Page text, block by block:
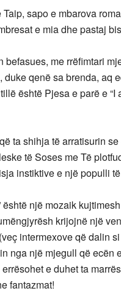
sapo e mbarova
e mia dhe pastaj
befasues, me rrëfimtari
duke qenë sa brenda, aq
është Pjesa e parë e
ta shihja të arratisurin
të Soses me Të
instiktive e një populli
është një mozaik
krijojnë një
intermexove që dalin
nga një mjegull që ecën
e duhet ta
fantazmat!